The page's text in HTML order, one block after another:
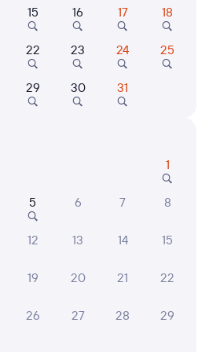
Выберите дату
Двухэтажный 8,5
11:12
12 ч 42 м в пути
Маршрут
вас
15 16 17 18
22 23 24 25
29 30 31
1
5 6 7 8
12 13 14 15
19 20 21 22
26 27 28 29